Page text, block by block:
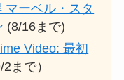
マーベル・スタ
(8/16まで)
Video: 最初
2まで）